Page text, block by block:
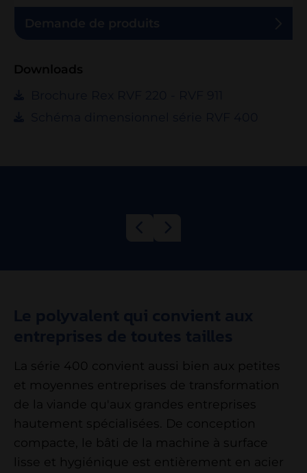
Downloads
La série 400 convient aussi bien aux petites
et moyennes entreprises de transformation
de la viande qu'aux grandes entreprises
hautement spécialisées. De conception
compacte, le bâti de la machine à surface
lisse et hygiénique est entièrement en acier